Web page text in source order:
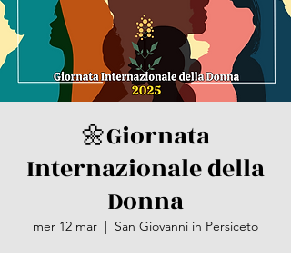
🌼​Giornata
Internazionale della
Donna
mer 12 mar
  |
San Giovanni in Persiceto